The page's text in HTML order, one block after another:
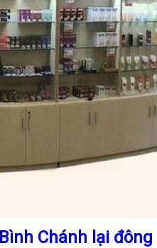
Chánh lại đông